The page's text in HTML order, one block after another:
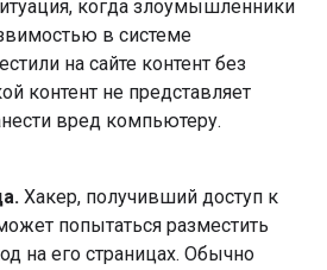
когда злоумышленники
в системе
на сайте контент без
контент не представляет
вред компьютеру.
Хакер, получивший доступ к
попытаться разместить
на его страницах. Обычно